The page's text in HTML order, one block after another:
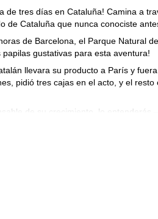
de tres días en Cataluña! Camina a
de Cataluña que nunca conociste
de Barcelona, el Parque Natural de
gustativas para esta aventura!
llevara su producto a París y
pidió tres cajas en el acto, y el resto
de su crecimiento, lo entenderás –
singular campo harán esto una
y la belleza que la acompaña!
en los Pirineos! O puedo